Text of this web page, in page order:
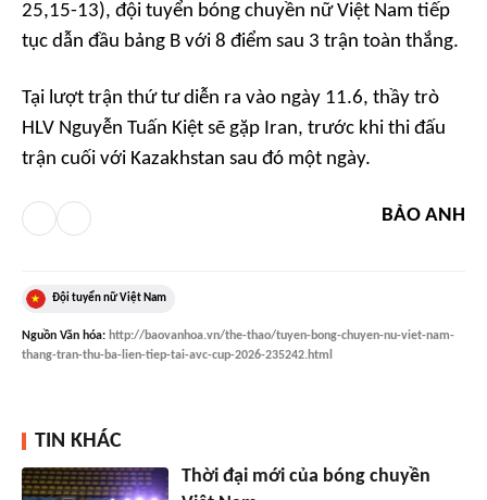
25,15-13), đội tuyển bóng chuyền nữ Việt Nam tiếp
tục dẫn đầu bảng B với 8 điểm sau 3 trận toàn thắng.
Tại lượt trận thứ tư diễn ra vào ngày 11.6, thầy trò
HLV Nguyễn Tuấn Kiệt sẽ gặp Iran, trước khi thi đấu
trận cuối với Kazakhstan sau đó một ngày.
BẢO ANH
Đội tuyển nữ Việt Nam
Nguồn Văn hóa: http://baovanhoa.vn/the-thao/tuyen-bong-chuyen-nu-viet-nam-
thang-tran-thu-ba-lien-tiep-tai-avc-cup-2026-235242.html
TIN KHÁC
Thời đại mới của bóng chuyền